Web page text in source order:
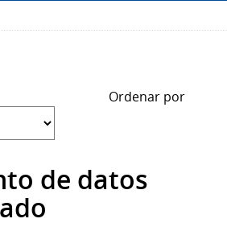
Ordenar por
de datos